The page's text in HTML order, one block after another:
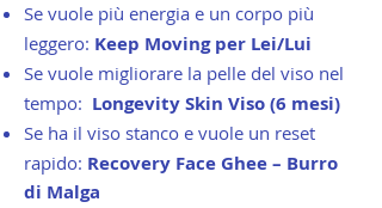
Se vuole più energia e un corpo più
leggero: Keep Moving per Lei/Lui
Se vuole migliorare la pelle del viso nel
tempo: Longevity Skin Viso (6 mesi)
Se ha il viso stanco e vuole un reset
rapido: Recovery Face Ghee – Burro
di Malga